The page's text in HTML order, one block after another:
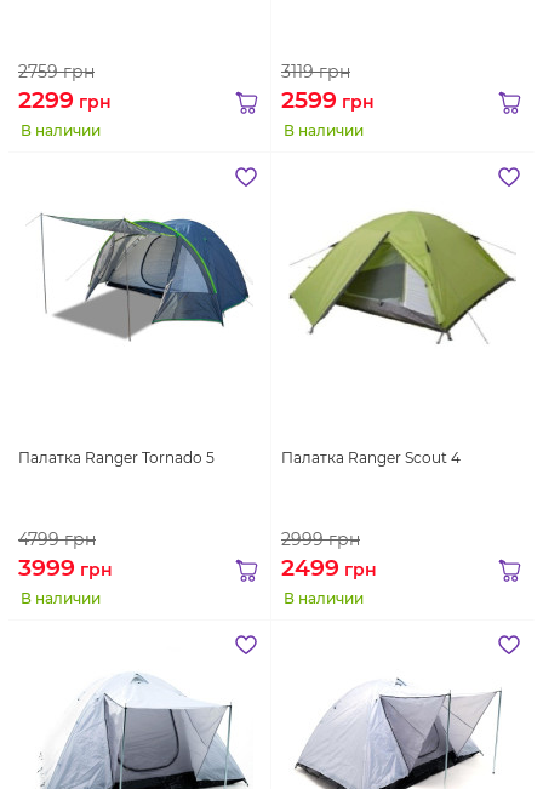
2759грн
2299 грн
В наличии
3119грн
2599 грн
В наличии
Палатка Ranger Tornado 5
4799грн
3999 грн
В наличии
Палатка Ranger Scout 4
2999грн
2499 грн
В наличии